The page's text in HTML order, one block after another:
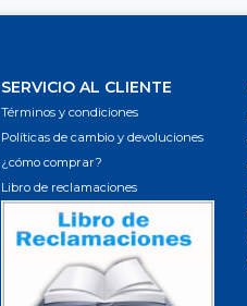
SERVICIO AL CLIENTE
Términos y condiciones
Políticas de cambio y devoluciones
¿cómo comprar?
Libro de reclamaciones